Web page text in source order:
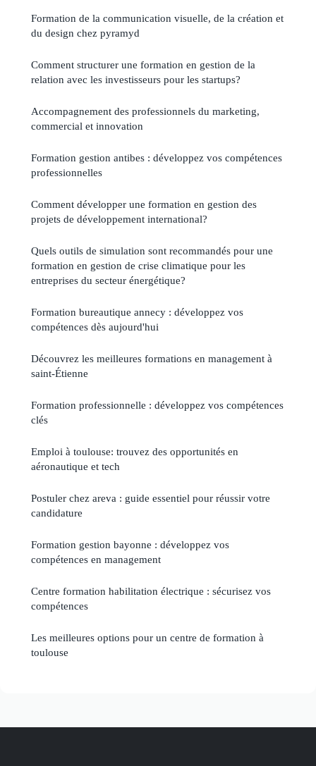
Formation de la communication visuelle, de la création et
du design chez pyramyd
Comment structurer une formation en gestion de la
relation avec les investisseurs pour les startups?
Accompagnement des professionnels du marketing,
commercial et innovation
Formation gestion antibes : développez vos compétences
professionnelles
Comment développer une formation en gestion des
projets de développement international?
Quels outils de simulation sont recommandés pour une
formation en gestion de crise climatique pour les
entreprises du secteur énergétique?
Formation bureautique annecy : développez vos
compétences dès aujourd'hui
Découvrez les meilleures formations en management à
saint-Étienne
Formation professionnelle : développez vos compétences
clés
Emploi à toulouse: trouvez des opportunités en
aéronautique et tech
Postuler chez areva : guide essentiel pour réussir votre
candidature
Formation gestion bayonne : développez vos
compétences en management
Centre formation habilitation électrique : sécurisez vos
compétences
Les meilleures options pour un centre de formation à
toulouse